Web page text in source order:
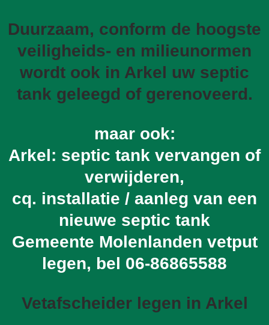
Duurzaam, conform de hoogste
veiligheids- en milieunormen
wordt ook in Arkel uw septic
tank geleegd of gerenoveerd.
maar ook:
Arkel: septic tank vervangen of
verwijderen,
cq. installatie / aanleg van een
nieuwe septic tank
Gemeente Molenlanden vetput
legen, bel 06-86865588
Vetafscheider legen in Arkel